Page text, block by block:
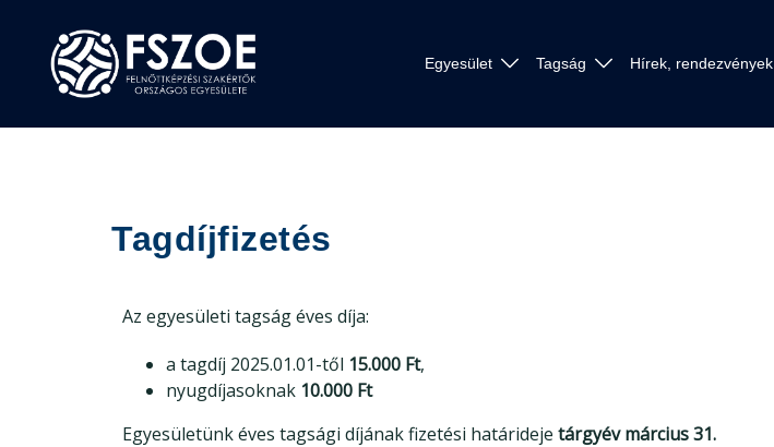
Egyesület Tagság Hírek, rendezvények
Tagdíjfizetés
Az egyesületi tagság éves díja:
a tagdíj 2025.01.01-től 15.000 Ft,
nyugdíjasoknak 10.000 Ft
Egyesületünk éves tagsági díjának fizetési határideje tárgyév március 31.